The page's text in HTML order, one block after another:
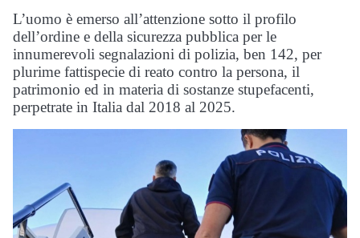
L’uomo è emerso all’attenzione sotto il profilo
dell’ordine e della sicurezza pubblica per le
innumerevoli segnalazioni di polizia, ben 142, per
plurime fattispecie di reato contro la persona, il
patrimonio ed in materia di sostanze stupefacenti,
perpetrate in Italia dal 2018 al 2025.